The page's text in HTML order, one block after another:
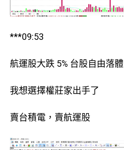
***09:53
航運股大跌 5% 台股自由落體
我想選擇權莊家出手了
賣台積電，賣航運股